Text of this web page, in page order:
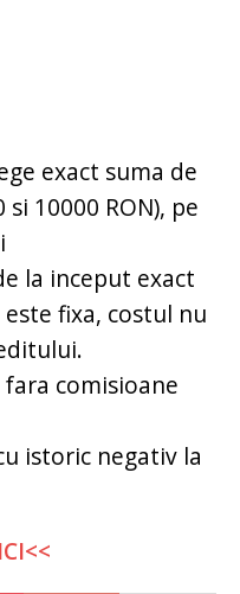
exact suma de
10000 RON), pe
la inceput exact
fixa, costul nu
comisioane
istoric negativ la